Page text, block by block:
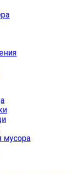
мусора